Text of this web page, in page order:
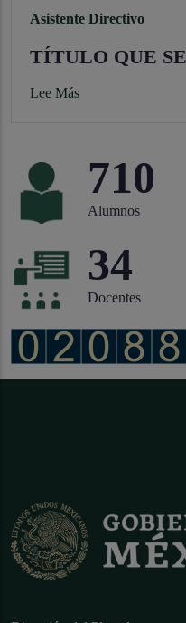
Asistente Directivo
TÍTULO QUE
Lee Más
919
Alumnos
44
Docentes